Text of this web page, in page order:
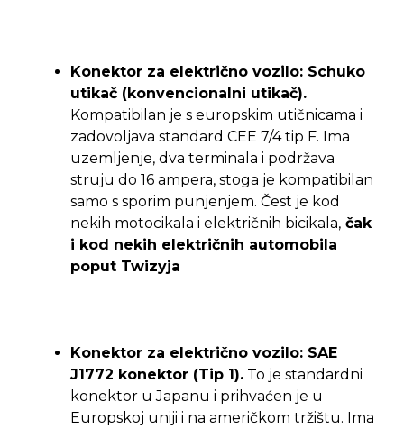
Konektor za električno vozilo: Schuko
utikač (konvencionalni utikač).
Kompatibilan je s europskim utičnicama i
zadovoljava standard CEE 7/4 tip F. Ima
uzemljenje, dva terminala i podržava
struju do 16 ampera, stoga je kompatibilan
samo s sporim punjenjem. Čest je kod
nekih motocikala i električnih bicikala, čak
i kod nekih električnih automobila
poput Twizyja
Konektor za električno vozilo: SAE
J1772 konektor (Tip 1). To je standardni
konektor u Japanu i prihvaćen je u
Europskoj uniji i na američkom tržištu. Ima